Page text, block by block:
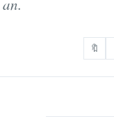
🔖